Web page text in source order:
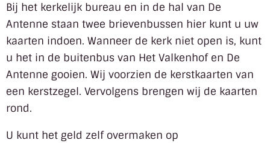
Bij het kerkelijk bureau en in de hal van De
Antenne staan twee brievenbussen hier kunt u uw
kaarten indoen. Wanneer de kerk niet open is, kunt
u het in de buitenbus van Het Valkenhof en De
Antenne gooien. Wij voorzien de kerstkaarten van
een kerstzegel. Vervolgens brengen wij de kaarten
rond.
U kunt het geld zelf overmaken op